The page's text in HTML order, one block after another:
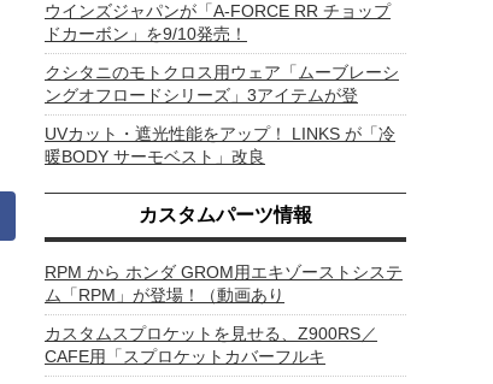
ウインズジャパンが「A-FORCE RR チョップ
ドカーボン」を9/10発売！
クシタニのモトクロス用ウェア「ムーブレーシ
ングオフロードシリーズ」3アイテムが登
UVカット・遮光性能をアップ！ LINKS が「冷
暖BODY サーモベスト」改良
カスタムパーツ情報
RPM から ホンダ GROM用エキゾーストシステ
ム「RPM」が登場！（動画あり
カスタムスプロケットを見せる、Z900RS／
CAFE用「スプロケットカバーフルキ